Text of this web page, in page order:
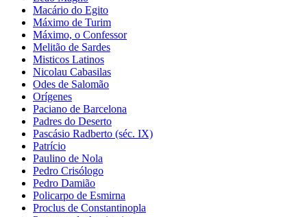
Macário do Egito
Máximo de Turim
Máximo, o Confessor
Melitão de Sardes
Misticos Latinos
Nicolau Cabasilas
Odes de Salomão
Orígenes
Paciano de Barcelona
Padres do Deserto
Pascásio Radberto (séc. IX)
Patrício
Paulino de Nola
Pedro Crisólogo
Pedro Damião
Policarpo de Esmirna
Proclus de Constantinopla